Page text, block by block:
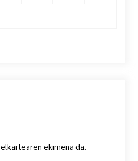
elkartearen ekimena da.